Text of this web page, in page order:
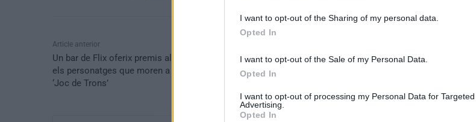
I want to opt-out of the Sharing of my personal data.
Opted In
I want to opt-out of the Sale of my Personal Data.
Opted In
I want to opt-out of processing my Personal Data for Targeted
Advertising.
Opted In
Article anterior
Un bar de Flix oferix premis als clients que encerten
els personatges que moren a l’última temporada de
‘Joc de Trons’
Els World Sports Games Tortosa 2019